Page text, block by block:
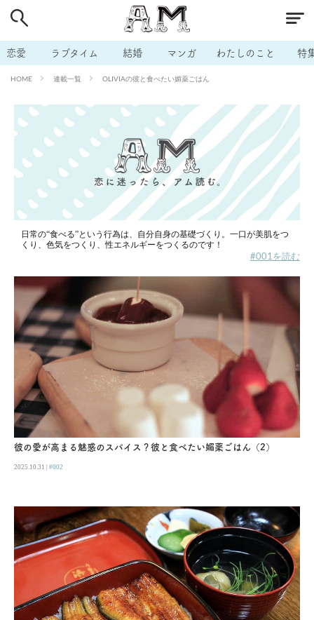
恋愛 ラブタイム 結婚 マンガ わたしのこと 特
HOME 連載一覧 OLIVIAの彼と食べたい媚薬ごはん
日常の“食べる”という行為は、自分自身の基礎づくり。一口が美肌をつ
くり、色気をつくり、性エネルギーをつくるのです！
#001を読む
彼の愛が高まる魅惑のスパイス？彼と食べたい媚薬ごはん（2）
2025.10.31 | #002
# 男の本音 # セフレ
# 不倫 # 出会う方法 # マッチングアプリ
# ラブグッズ # 体の相性 # イケない
# 恋愛相談 # モテテク # セフレから本命へ
# 結婚したい # セフレがほしい # 夫婦の悩み
# おもしろライフ